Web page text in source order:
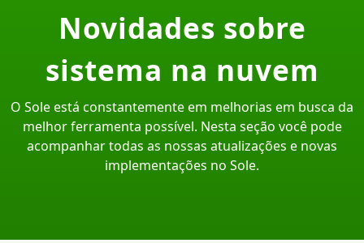
Novidades sobre
sistema na nuvem
O Sole está constantemente em melhorias em busca da
melhor ferramenta possível. Nesta seção você pode
acompanhar todas as nossas atualizações e novas
implementações no Sole.